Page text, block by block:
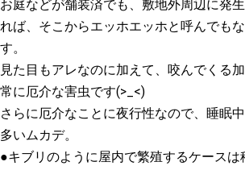
お庭などが舗装済でも、敷地外周辺に発
れば、そこからエッホエッホと呼んでも
す。
見た目もアレなのに加えて、咬んでくる
常に厄介な害虫です(>_<)
さらに厄介なことに夜行性なので、睡眠
多いムカデ。
●キブリのように屋内で繁殖するケースは